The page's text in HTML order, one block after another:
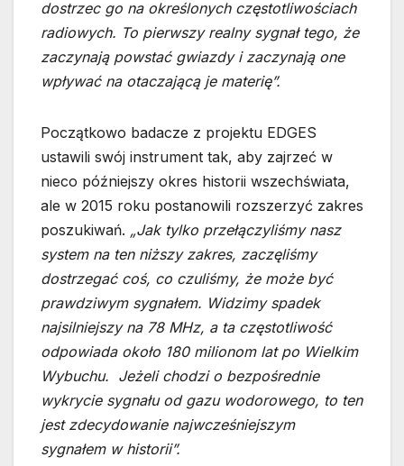
dostrzec go na określonych częstotliwościach
radiowych. To pierwszy realny sygnał tego, że
zaczynają powstać gwiazdy i zaczynają one
wpływać na otaczającą je materię”.
Początkowo badacze z projektu EDGES
ustawili swój instrument tak, aby zajrzeć w
nieco późniejszy okres historii wszechświata,
ale w 2015 roku postanowili rozszerzyć zakres
poszukiwań. „Jak tylko przełączyliśmy nasz
system na ten niższy zakres, zaczęliśmy
dostrzegać coś, co czuliśmy, że może być
prawdziwym sygnałem. Widzimy spadek
najsilniejszy na 78 MHz, a ta częstotliwość
odpowiada około 180 milionom lat po Wielkim
Wybuchu. Jeżeli chodzi o bezpośrednie
wykrycie sygnału od gazu wodorowego, to ten
jest zdecydowanie najwcześniejszym
sygnałem w historii”.